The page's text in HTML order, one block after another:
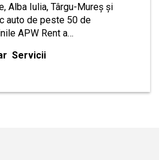
Alba Iulia, Târgu-Mureș și
auto de peste 50 de
APW Rent a…
Servicii